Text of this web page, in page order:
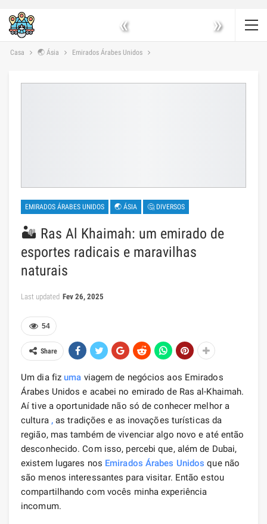
« »
Casa 🌏 Ásia Emirados Árabes Unidos
EMIRADOS ÁRABES UNIDOS 🌏 ÁSIA 🤔 DIVERSOS
🏜️ Ras Al Khaimah: um emirado de
esportes radicais e maravilhas
naturais
Last updated Fev 26, 2025
54
Share
Um dia fizuma viagem de negócios aos Emirados
Árabes Unidos e acabei no emirado de Ras al-Khaimah.
Aí tive a oportunidade não só de conhecer melhor a
cultura ,as tradições e as inovações turísticas da
região, mas também de vivenciar algo novo e até então
desconhecido. Com isso, percebi que, além de Dubai,
existem lugares nos Emirados Árabes Unidos que não
são menos interessantes para visitar. Então estou
compartilhando com vocês minha experiência
incomum.